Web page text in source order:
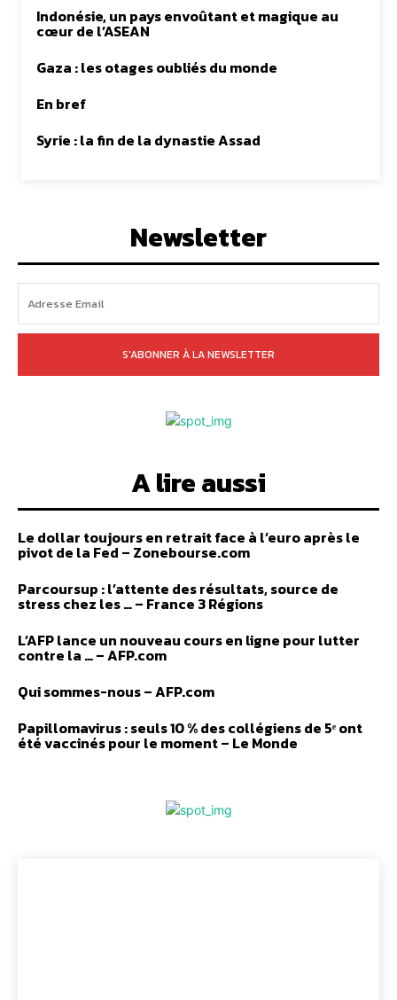
Indonésie, un pays envoûtant et magique au
cœur de l’ASEAN
Gaza : les otages oubliés du monde
En bref
Syrie : la fin de la dynastie Assad
Newsletter
S'ABONNER À LA NEWSLETTER
A lire aussi
Le dollar toujours en retrait face à l’euro après le
pivot de la Fed – Zonebourse.com
Parcoursup : l’attente des résultats, source de
stress chez les … – France 3 Régions
L’AFP lance un nouveau cours en ligne pour lutter
contre la … – AFP.com
Qui sommes-nous – AFP.com
Papillomavirus : seuls 10 % des collégiens de 5ᵉ ont
été vaccinés pour le moment – Le Monde